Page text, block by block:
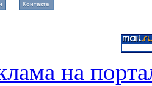
Контакте
на